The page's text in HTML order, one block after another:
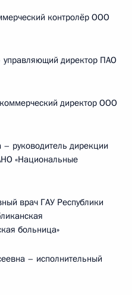
контролёр ООО
управляющий директор ПАО
директор ООО
руководитель дирекции
«Национальные
врач ГАУ Республики
больница»
– исполнительный